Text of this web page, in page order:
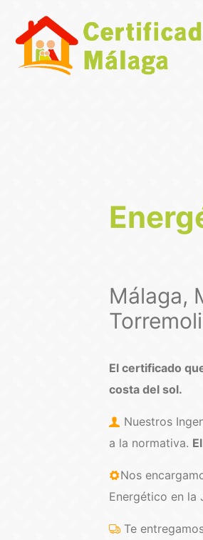
Málaga,
El certificado
costa del sol.
Nuestros
a la normativa.
Nos
Energético en la
Te